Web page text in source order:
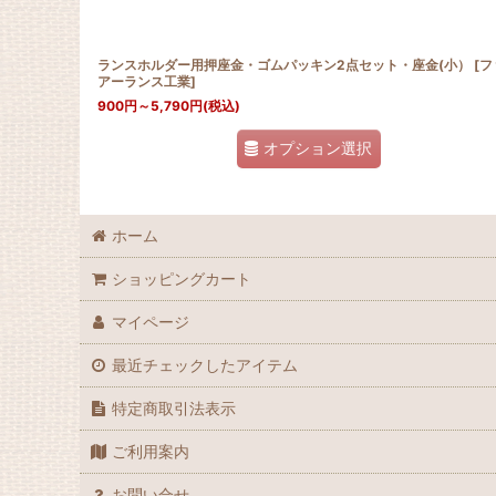
ランスホルダー用押座金・ゴムパッキン2点セット・座金(小） [フ
アーランス工業]
900円 ～5,790円(税込)
オプション選択
ホーム
ショッピングカート
マイページ
最近チェックしたアイテム
特定商取引法表示
ご利用案内